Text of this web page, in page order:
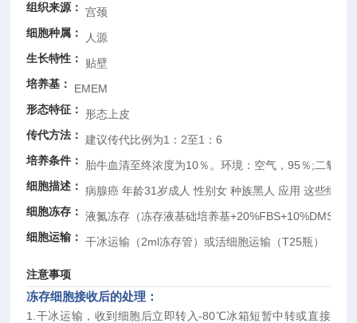
组织来源： 宫颈
细胞种属：
人源
生长特性：
贴壁
培养基：
EMEM
形态特征： 形态上皮
传代方法： 建议传代比例为1：2至1：6
培养条件：
胎牛血清至终浓度为10％。环境：空气，95％;二氧
细胞描述： 病腺癌 年龄31岁成人 性别女 种族黑人 应用 这些细胞
细胞冻存： 液氮冻存（冻存液基础培养基+20%FBS+10%DMSO）
细胞运输： 干冰运输（2ml冻存管）或活细胞运输（T25瓶）
注意事项
冻存细胞接收后的处理：
1.干冰运输，收到细胞后立即转入-80℃冰箱短暂中转或直接